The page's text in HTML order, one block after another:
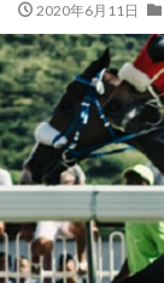
2020年6月11日